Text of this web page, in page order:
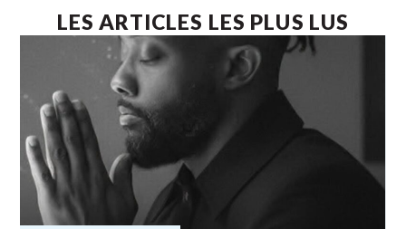
LES ARTICLES LES PLUS LUS